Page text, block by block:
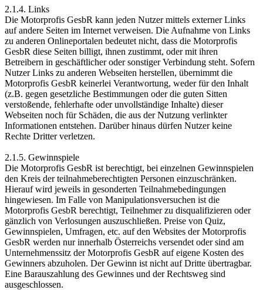
2.1.4. Links
Die Motorprofis GesbR kann jeden Nutzer mittels externer Links
auf andere Seiten im Internet verweisen. Die Aufnahme von Links
zu anderen Onlineportalen bedeutet nicht, dass die Motorprofis
GesbR diese Seiten billigt, ihnen zustimmt, oder mit ihren
Betreibern in geschäftlicher oder sonstiger Verbindung steht. Sofern
Nutzer Links zu anderen Webseiten herstellen, übernimmt die
Motorprofis GesbR keinerlei Verantwortung, weder für den Inhalt
(z.B. gegen gesetzliche Bestimmungen oder die guten Sitten
verstoßende, fehlerhafte oder unvollständige Inhalte) dieser
Webseiten noch für Schäden, die aus der Nutzung verlinkter
Informationen entstehen. Darüber hinaus dürfen Nutzer keine
Rechte Dritter verletzen.
2.1.5. Gewinnspiele
Die Motorprofis GesbR ist berechtigt, bei einzelnen Gewinnspielen
den Kreis der teilnahmeberechtigten Personen einzuschränken.
Hierauf wird jeweils in gesonderten Teilnahmebedingungen
hingewiesen. Im Falle von Manipulationsversuchen ist die
Motorprofis GesbR berechtigt, Teilnehmer zu disqualifizieren oder
gänzlich von Verlosungen auszuschließen. Preise von Quiz,
Gewinnspielen, Umfragen, etc. auf den Websites der Motorprofis
GesbR werden nur innerhalb Österreichs versendet oder sind am
Unternehmenssitz der Motorprofis GesbR auf eigene Kosten des
Gewinners abzuholen. Der Gewinn ist nicht auf Dritte übertragbar.
Eine Barauszahlung des Gewinnes und der Rechtsweg sind
ausgeschlossen.